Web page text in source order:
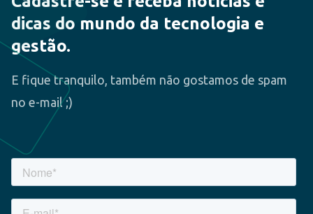
dicas do mundo da tecnologia e
gestão.
E fique tranquilo, também não gostamos de spam
no e-mail ;)